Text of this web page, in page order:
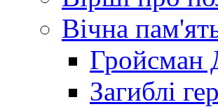
Вічна
Гройсман
Загиблі